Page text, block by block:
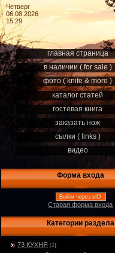
Четверг
06.08.2026
15:29
главная страница
в наличии ( for sale )
фото ( knife & more )
каталог статей
гостевая книга
заказать нож
сылки ( links )
видео
Форма входа
Войти через uID
Старая форма входа
Категории раздела
73 КУХНЯ [2]